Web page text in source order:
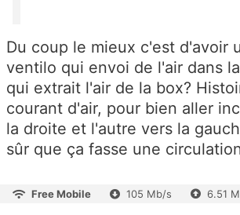
Du coup le mieux c'est d'avoir
ventilo qui envoi de l'air dans
qui extrait l'air de la box?
courant d'air, pour bien aller
la droite et l'autre vers la
sûr que ça fasse une
Free Mobile 105 Mb/s 6.51